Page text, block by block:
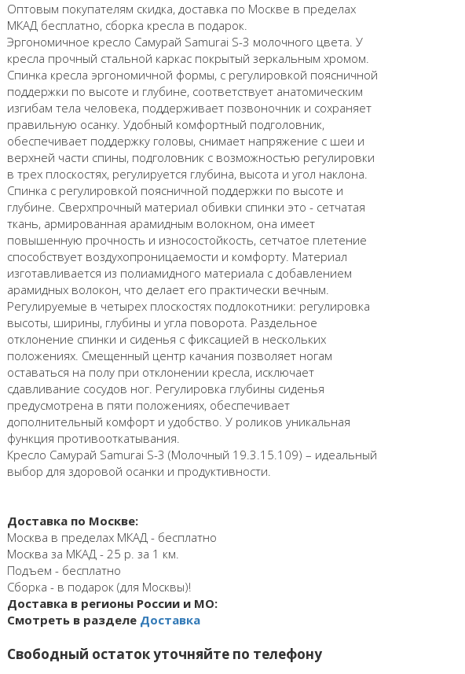
Оптовым покупателям скидка, доставка по Москве в пределах
МКАД бесплатно, сборка кресла в подарок.
Эргономичное кресло Самурай Samurai S-3 молочного цвета. У
кресла прочный стальной каркас покрытый зеркальным хромом.
Спинка кресла эргономичной формы, с регулировкой поясничной
поддержки по высоте и глубине, соответствует анатомическим
изгибам тела человека, поддерживает позвоночник и сохраняет
правильную осанку. Удобный комфортный подголовник,
обеспечивает поддержку головы, снимает напряжение с шеи и
верхней части спины, подголовник с возможностью регулировки
в трех плоскостях, регулируется глубина, высота и угол наклона.
Спинка с регулировкой поясничной поддержки по высоте и
глубине. Сверхпрочный материал обивки спинки это - сетчатая
ткань, армированная арамидным волокном, она имеет
повышенную прочность и износостойкость, сетчатое плетение
способствует воздухопроницаемости и комфорту. Материал
изготавливается из полиамидного материала с добавлением
арамидных волокон, что делает его практически вечным.
Регулируемые в четырех плоскостях подлокотники: регулировка
высоты, ширины, глубины и угла поворота. Раздельное
отклонение спинки и сиденья с фиксацией в нескольких
положениях. Смещенный центр качания позволяет ногам
оставаться на полу при отклонении кресла, исключает
сдавливание сосудов ног. Регулировка глубины сиденья
предусмотрена в пяти положениях, обеспечивает
дополнительный комфорт и удобство. У роликов уникальная
функция противооткатывания.
Кресло Самурай Samurai S-3 (Молочный 19.3.15.109) – идеальный
выбор для здоровой осанки и продуктивности.
Доставка по Москве:
Москва в пределах МКАД - бесплатно
Москва за МКАД - 25 р. за 1 км.
Подъем - бесплатно
Сборка - в подарок (для Москвы)!
Доставка в регионы России и МО:
Смотреть в разделе Доставка
Свободный остаток уточняйте по телефону